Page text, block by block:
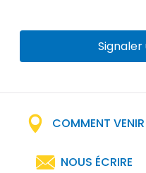
COMMENT VENIR
NOUS ÉCRIRE